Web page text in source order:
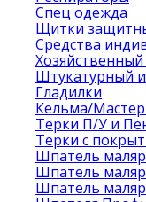
Спец одежда
Щитки
Средства
Штукатурный
Гладилки
Кельма/
Терки П/У и
Терки с
Шпатель
Шпатель
Шпатель